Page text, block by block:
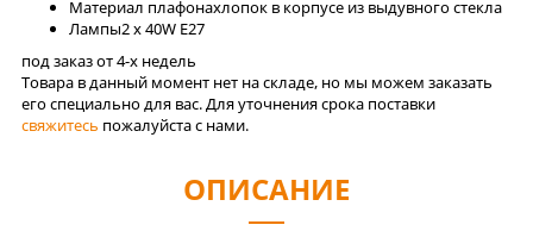
Материал плафонахлопок в корпусе из выдувного стекла
Лaмпы2 x 40W E27
под заказ от 4-x недель
Товара в данный момент нет на складе, но мы можем заказать
его специально для вас. Для уточнения срока поставки
свяжитесь пожалуйста с нами.
ОПИСАНИЕ